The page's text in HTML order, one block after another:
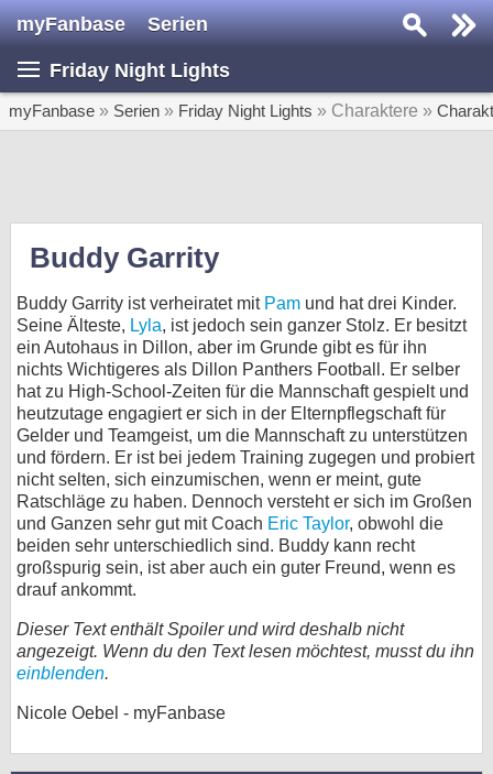
myFanbase Serien
Friday Night Lights
myFanbase » Serien » Friday Night Lights » Charaktere »
Buddy Garrity
Buddy Garrity ist verheiratet mit Pam und hat drei Kinder.
Seine Älteste, Lyla, ist jedoch sein ganzer Stolz. Er besitzt
ein Autohaus in Dillon, aber im Grunde gibt es für ihn
nichts Wichtigeres als Dillon Panthers Football. Er selber
hat zu High-School-Zeiten für die Mannschaft gespielt und
heutzutage engagiert er sich in der Elternpflegschaft für
Gelder und Teamgeist, um die Mannschaft zu unterstützen
und fördern. Er ist bei jedem Training zugegen und probiert
nicht selten, sich einzumischen, wenn er meint, gute
Ratschläge zu haben. Dennoch versteht er sich im Großen
und Ganzen sehr gut mit Coach Eric Taylor, obwohl die
beiden sehr unterschiedlich sind. Buddy kann recht
großspurig sein, ist aber auch ein guter Freund, wenn es
drauf ankommt.
Dieser Text enthält Spoiler und wird deshalb nicht
angezeigt. Wenn du den Text lesen möchtest, musst du ihn
einblenden.
Nicole Oebel - myFanbase
Serie suchen...
Home
SERIEN
KULTUR
Specials
SERVICE
Gewinnspiele
Forum
bei X
bei Facebook
Kontakt